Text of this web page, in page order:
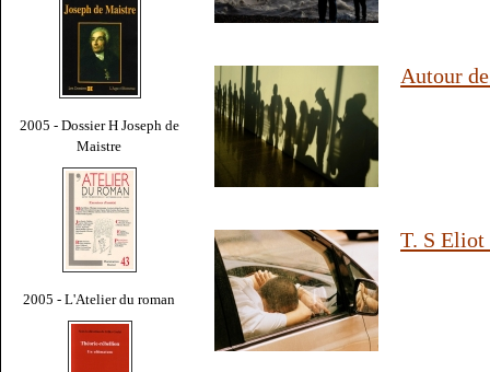
2005 - Dossier H Joseph de
Maistre
2005 - L'Atelier du roman
Autour
T. S Eliot